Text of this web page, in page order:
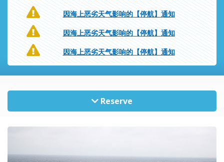
因海上恶劣天气影响的【停航】通知
因海上恶劣天气影响的【停航】通知
因海上恶劣天气影响的【停航】通知
Reserve